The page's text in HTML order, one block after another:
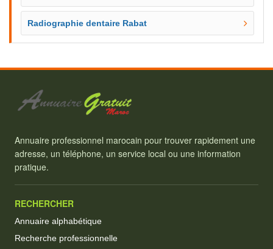
Radiographie dentaire Rabat
Annuaire professionnel marocain pour trouver rapidement une
adresse, un téléphone, un service local ou une information
pratique.
RECHERCHER
Annuaire alphabétique
Recherche professionnelle